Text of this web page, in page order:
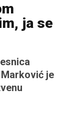
ja se
je